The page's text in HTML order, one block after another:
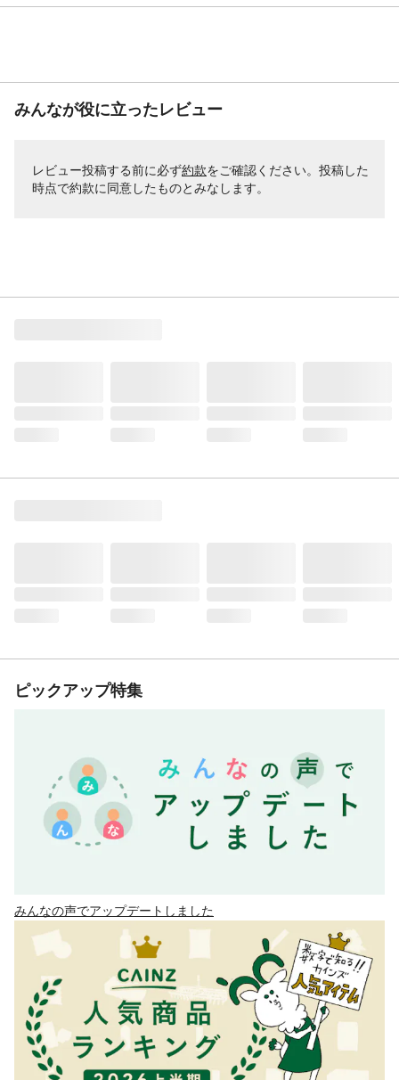
みんなが役に立ったレビュー
レビュー投稿する前に必ず約款をご確認ください。投稿した
時点で約款に同意したものとみなします。
ピックアップ特集
みんなの声でアップデートしました